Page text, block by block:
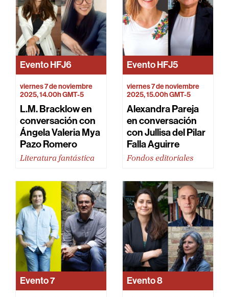
EventoHFJ6
viernes 7 de noviembre
2025, 14.00h GMT-5
L.M. Bracklow en
conversación con
Ángela Valeria Mya
Pazo Romero
Literatura fantástica
EventoHFJ5
viernes 7 de noviembre
2025, 15.00h GMT-5
Alexandra Pareja
en conversación
con Jullisa del Pilar
Falla Aguirre
Fondos editoriales
Evento7 Evento8